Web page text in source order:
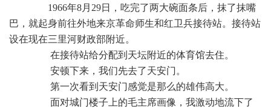
1966年8月29日，吃完了两大碗面条后，抹了抹嘴
巴，就起身前往外地来京革命师生和红卫兵接待站。接待站
设在现在三里河财政部附近。
在接待站给分配到天坛附近的体育馆去住。
安顿下来，我们先去了天安门。
第一次看到天安门感觉是那么的雄伟高大。
面对城门楼子上的毛主席画像，我激动地流下了